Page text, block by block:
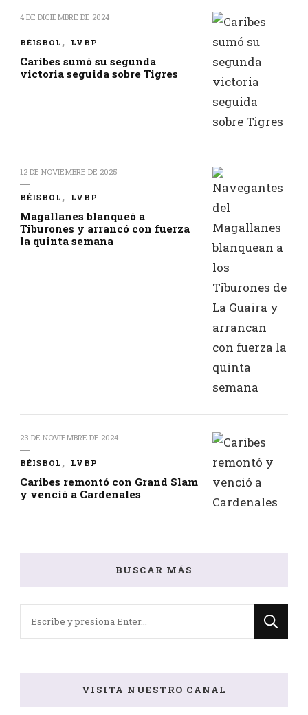
4 DE DICIEMBRE DE 2024
BÉISBOL LVBP
Caribes sumó su segunda
victoria seguida sobre Tigres
12 DE NOVIEMBRE DE 2025
BÉISBOL LVBP
Magallanes blanqueó a
Tiburones y arrancó con fuerza
la quinta semana
23 DE NOVIEMBRE DE 2024
BÉISBOL LVBP
Caribes remontó con Grand Slam
y venció a Cardenales
BUSCAR MÁS
VISITA NUESTRO CANAL